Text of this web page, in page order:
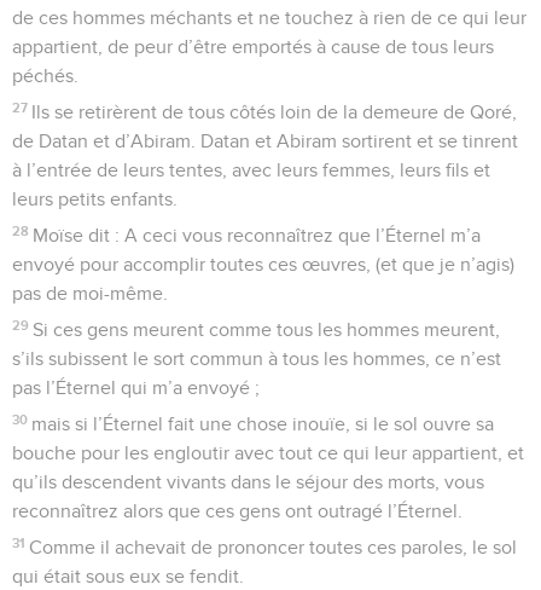
de ces hommes méchants et ne touchez à rien de ce qui leur
appartient, de peur d’être emportés à cause de tous leurs
péchés.
27 Ils se retirèrent de tous côtés loin de la demeure de Qoré,
de Datan et d’Abiram. Datan et Abiram sortirent et se tinrent
à l’entrée de leurs tentes, avec leurs femmes, leurs fils et
leurs petits enfants.
28 Moïse dit : A ceci vous reconnaîtrez que l’Éternel m’a
envoyé pour accomplir toutes ces œuvres, (et que je n’agis)
pas de moi-même.
29 Si ces gens meurent comme tous les hommes meurent,
s’ils subissent le sort commun à tous les hommes, ce n’est
pas l’Éternel qui m’a envoyé ;
30 mais si l’Éternel fait une chose inouïe, si le sol ouvre sa
bouche pour les engloutir avec tout ce qui leur appartient, et
qu’ils descendent vivants dans le séjour des morts, vous
reconnaîtrez alors que ces gens ont outragé l’Éternel.
31 Comme il achevait de prononcer toutes ces paroles, le sol
qui était sous eux se fendit.